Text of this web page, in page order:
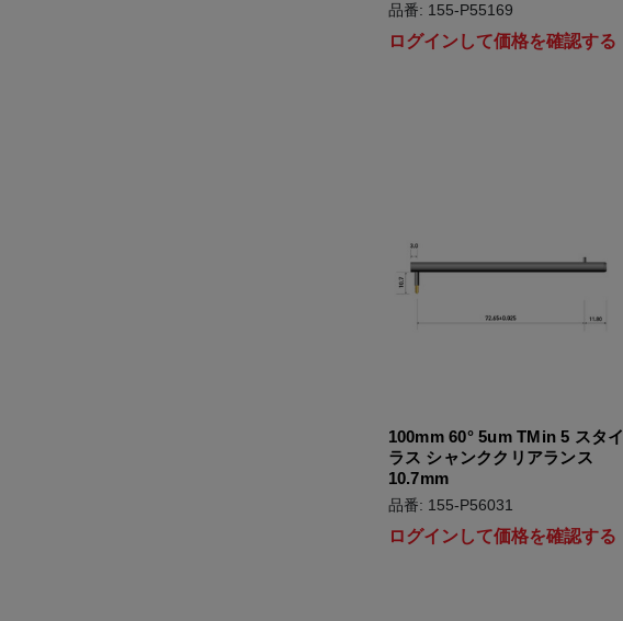
品番: 155-P55169
ログインして価格を確認する
100mm 60° 5um TMin 5 スタイ
ラス シャンククリアランス
10.7mm
品番: 155-P56031
ログインして価格を確認する